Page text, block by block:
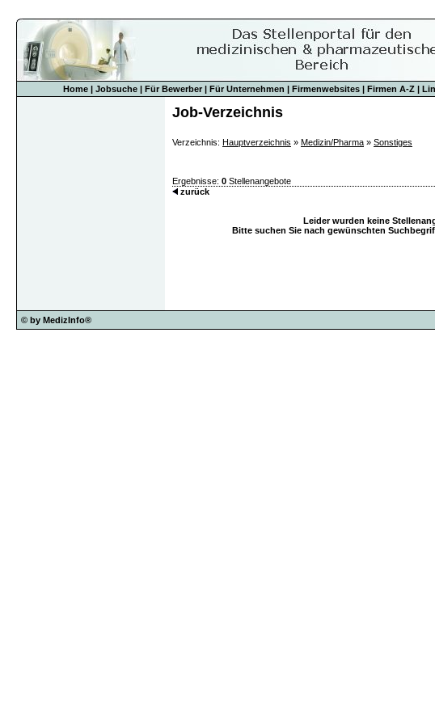
Home| Jobsuche| Für Bewerber| Für Unternehmen | Firmenwebsites| Firmen A-Z|
Job-Verzeichnis
Verzeichnis: Hauptverzeichnis » Medizin/Pharma » Sonstiges
Ergebnisse: 0 Stellenangebote
zurück
Leider wurden keine
Bitte suchen Sie nach gewünschten
© by MedizInfo®